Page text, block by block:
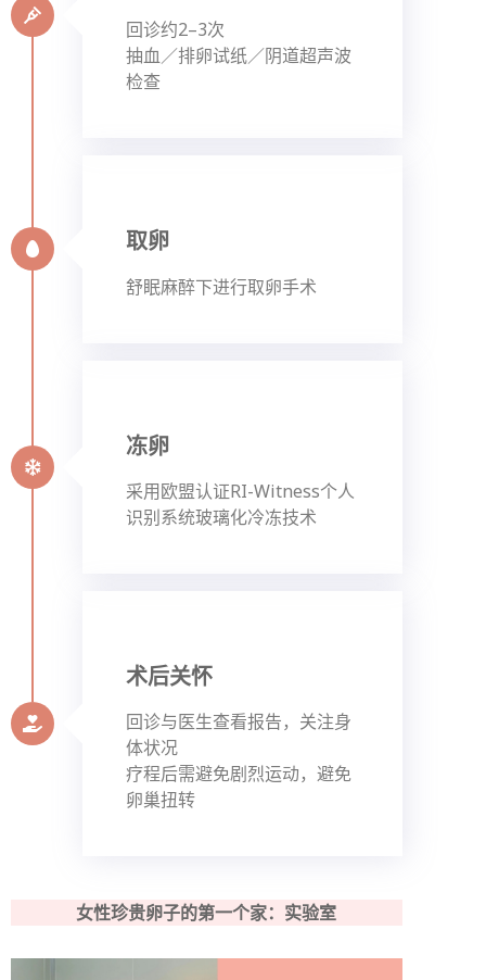
回诊约2–3次
抽血／排卵试纸／阴道超声波
检查
取卵
舒眠麻醉下进行取卵手术
冻卵
采用欧盟认证RI-Witness个人
识别系统玻璃化冷冻技术
术后关怀
回诊与医生查看报告，关注身
体状况
疗程后需避免剧烈运动，避免
卵巢扭转
女性珍贵卵子的第一个家：实验室